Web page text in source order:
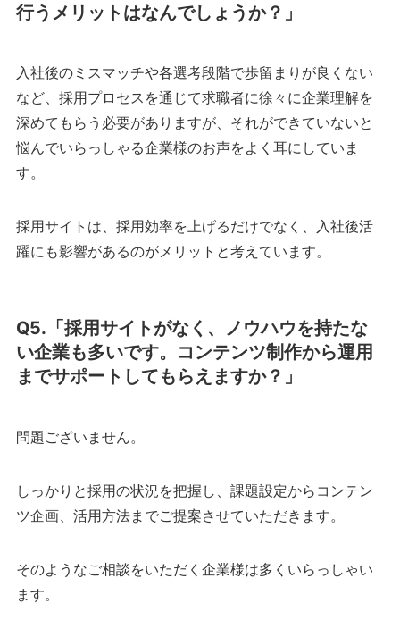
行うメリットはなんでしょうか？」
入社後のミスマッチや各選考段階で歩留まりが良くない
など、採用プロセスを通じて求職者に徐々に企業理解を
深めてもらう必要がありますが、それができていないと
悩んでいらっしゃる企業様のお声をよく耳にしていま
す。
採用サイトは、採用効率を上げるだけでなく、入社後活
躍にも影響があるのがメリットと考えています。
Q5.「採用サイトがなく、ノウハウを持たな
い企業も多いです。コンテンツ制作から運用
までサポートしてもらえますか？」
問題ございません。
しっかりと採用の状況を把握し、課題設定からコンテン
ツ企画、活用方法までご提案させていただきます。
そのようなご相談をいただく企業様は多くいらっしゃい
ます。